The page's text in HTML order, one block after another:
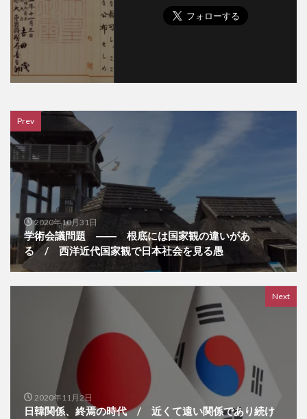
Prev
2020年10月31日
学術会議問題 ―― 根底には国家観の違いがあ
る / 西洋近代国家観で日本社会を見る愚
Next
2020年11月2日
日韓関係、終焉の時代 / 近くて遠い関係であり続け